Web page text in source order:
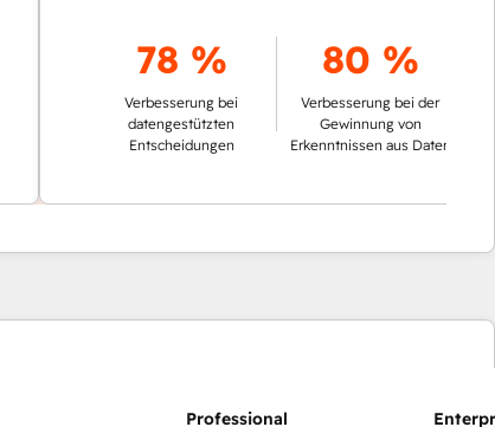
78 %
Verbesserung bei
datengestützten
Entscheidungen
80 %
Verbesserung bei der
Gewinnung von
Erkenntnissen aus Daten